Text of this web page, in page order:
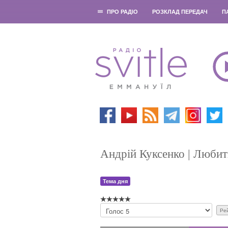
ПРО РАДІО РОЗКЛАД ПЕРЕДАЧ
Андрій Куксенко |
Тема дня
Б
у
д